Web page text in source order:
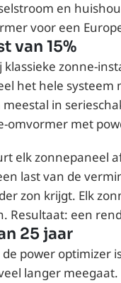
en
voor een
van 15%
klassieke zonne-
het hele
in
omvormer met
elk zonnepaneel
last van de
zon krijgt. Elk
Resultaat: een
25 jaar
power optimizer
langer